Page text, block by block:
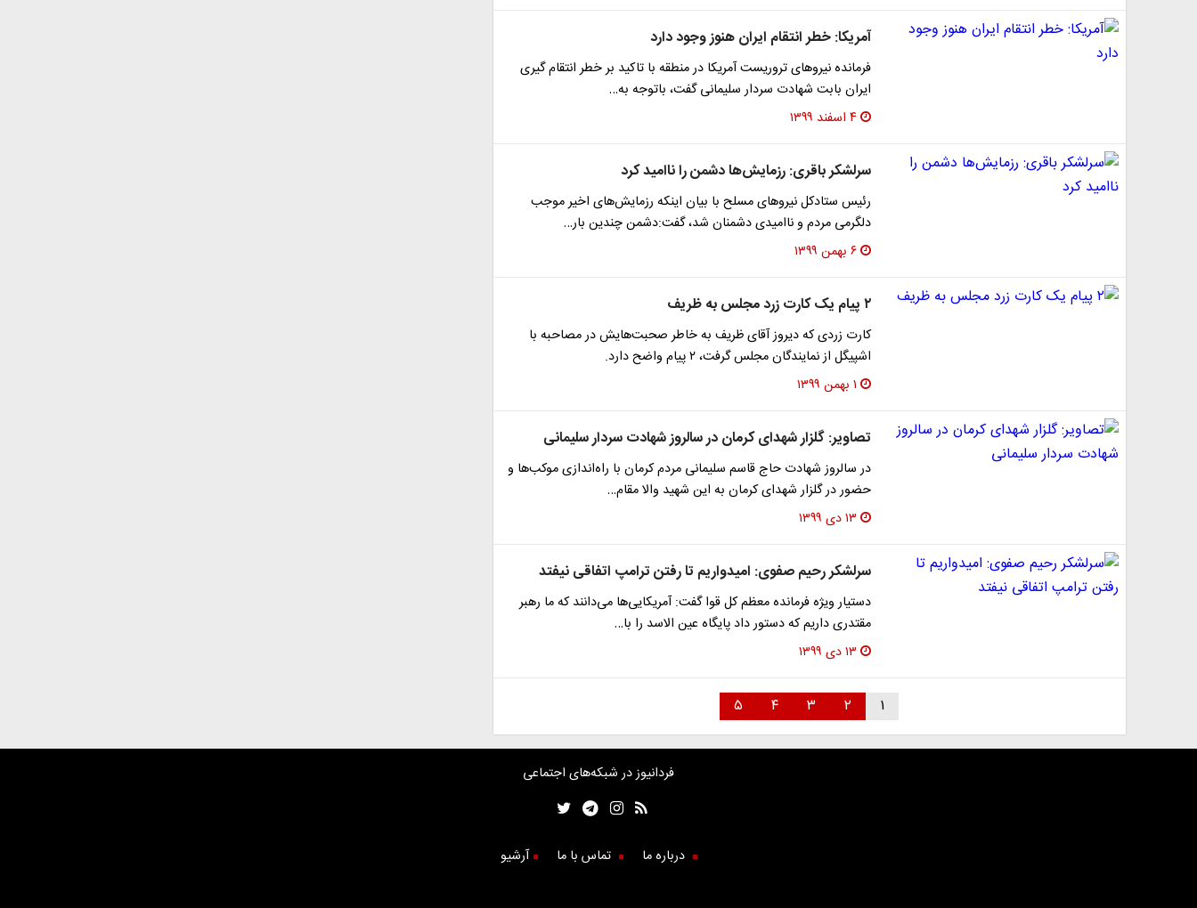
آمریکا: خطر انتقام ایران هنوز وجود دارد
فرمانده نیروهای تروریست آمریکا در منطقه با تاکید بر خطر انتقام گیری
ایران بابت شهادت سردار سلیمانی گفت، باتوجه به…
۴ اسفند ۱۳۹۹
سرلشکر باقری: رزمایش‌ها دشمن را ناامید کرد
رئیس ستادکل نیرو‌های مسلح با بیان اینکه رزمایش‌های اخیر موجب
دلگرمی مردم و ناامیدی دشمنان شد، گفت:دشمن چندین بار…
۶ بهمن ۱۳۹۹
۲ پیام یک کارت زرد مجلس به ظریف
کارت زردی که دیروز آقای ظریف به خاطر صحبت‌هایش در مصاحبه با
اشپیگل از نمایندگان مجلس گرفت، ۲ پیام واضح دارد.
۱ بهمن ۱۳۹۹
تصاویر: گلزار شهدای کرمان در سالروز شهادت سردار سلیمانی
در سالروز شهادت حاج قاسم سلیمانی مردم کرمان با راه‌اندازی موکب‌ها و
حضور در گلزار شهدای کرمان به این شهید والا مقام…
۱۳ دی ۱۳۹۹
سرلشکر رحیم صفوی: امیدواریم تا رفتن ترامپ اتفاقی نیفتد
دستیار ویژه فرمانده معظم کل قوا گفت: آمریکایی‌ها می‌دانند که ما رهبر
مقتدری داریم که دستور داد پایگاه عین الاسد را با…
۱۳ دی ۱۳۹۹
۱ ۲ ۳ ۴ ۵
فردانیوز در شبکه‌های اجتماعی
درباره ما تماس با ما آرشیو